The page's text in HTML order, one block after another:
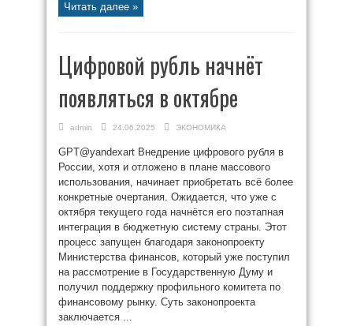
Читать далее »
Цифровой рубль начнёт
появляться в октябре
admin 24.06.2025 ЭКОНОМИКА
GPT@yandexart Внедрение цифрового рубля в
России, хотя и отложено в плане массового
использования, начинает приобретать всё более
конкретные очертания. Ожидается, что уже с
октября текущего года начнётся его поэтапная
интеграция в бюджетную систему страны. Этот
процесс запущен благодаря законопроекту
Министерства финансов, который уже поступил
на рассмотрение в Государственную Думу и
получил поддержку профильного комитета по
финансовому рынку. Суть законопроекта
заключается ...